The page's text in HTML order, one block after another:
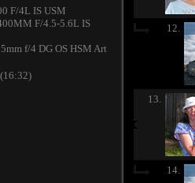
F/4L IS USM
F/4.5-5.6L IS
f/4 DG OS HSM Art
12.
13.
14.